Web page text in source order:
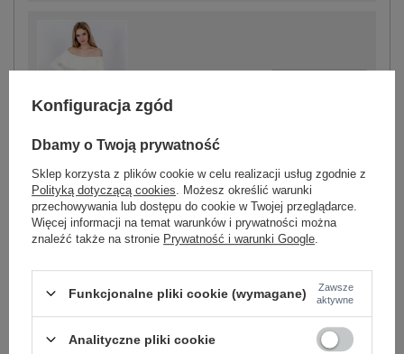
jasny żółty
ZALOGUJ SIĘ I ZOBACZ CENĘ
Masz pytanie? Chętnie pomożemy.
Zadzwoń+48 601 547 740 Zadaj pytanie
Kod produktu
EM-SK-009.55
Konfiguracja zgód
Dbamy o Twoją prywatność
Sklep korzysta z plików cookie w celu realizacji usług zgodnie z
Polityką dotyczącą cookies . Możesz określić warunki
przechowywania lub dostępu do cookie w Twojej przeglądarce.
Więcej informacji na temat warunków i prywatności można
znaleźć także na stronie Prywatność i warunki Google
Funkcjonalne pliki cookie (wymagane)
Zawsze
aktywne
Analityczne pliki cookie